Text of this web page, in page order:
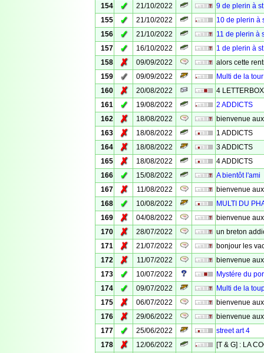
154
✓ 21/10/2022
9 de plerin à
155
✓ 21/10/2022
10 de plerin à
156
✓ 21/10/2022
11 de plerin à
157
✓ 16/10/2022
1 de plerin à
158
✗ 09/09/2022
alors cette
159
✓ 09/09/2022
Multi de la tour
160
✗ 20/08/2022
4
161
✓ 19/08/2022
2 ADDICTS
162
✗ 18/08/2022
bienvenue
163
✗ 18/08/2022
1 ADDICTS
164
✗ 18/08/2022
3 ADDICTS
165
✗ 18/08/2022
4 ADDICTS
166
✓ 15/08/2022
A bientôt l'ami
167
✗ 11/08/2022
bienvenue
168
✓ 10/08/2022
MULTI DU
169
✗ 04/08/2022
bienvenue
170
✗ 28/07/2022
un breton
171
✗ 21/07/2022
bonjour les
172
✗ 11/07/2022
bienvenue
173
✓ 10/07/2022
Mystére du
174
✓ 09/07/2022
Multi de la
175
✗ 06/07/2022
bienvenue
176
✗ 29/06/2022
bienvenue
177
✓ 25/06/2022
street art 4
178
✗ 12/06/2022
[T & G] : LA